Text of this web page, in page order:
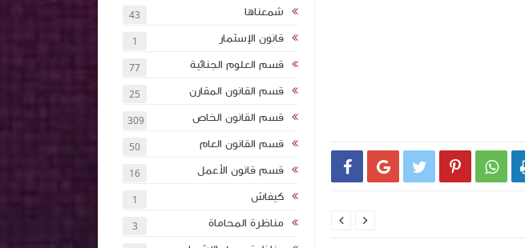
    


شمعناها 43
قانون الإسثمار 1
قسم العلوم الجنائية 77
قسم القانون المقارن 25
قسم القانون الخاص 309
قسم القانون العام 50
قسم قانون الأعمل 16
كيفاش 1
مناظرة المحاماة 3